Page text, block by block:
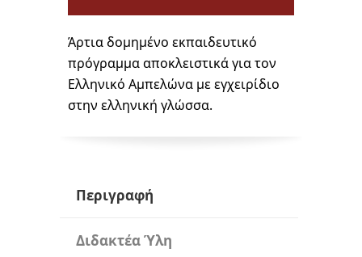
Άρτια δομημένο εκπαιδευτικό
πρόγραμμα αποκλειστικά για τον
Ελληνικό Αμπελώνα με εγχειρίδιο
στην ελληνική γλώσσα.
Περιγραφή
Διδακτέα Ύλη